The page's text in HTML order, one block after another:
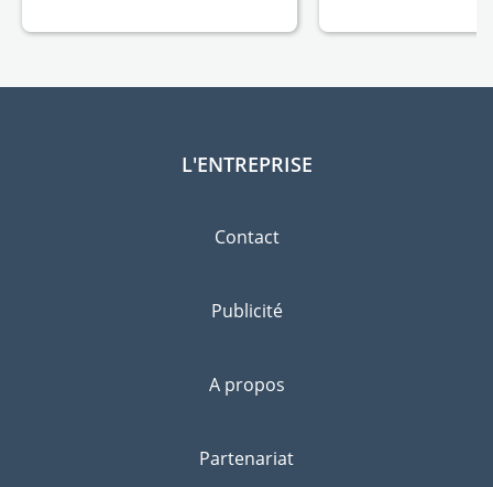
L'ENTREPRISE
Contact
Publicité
A propos
Partenariat